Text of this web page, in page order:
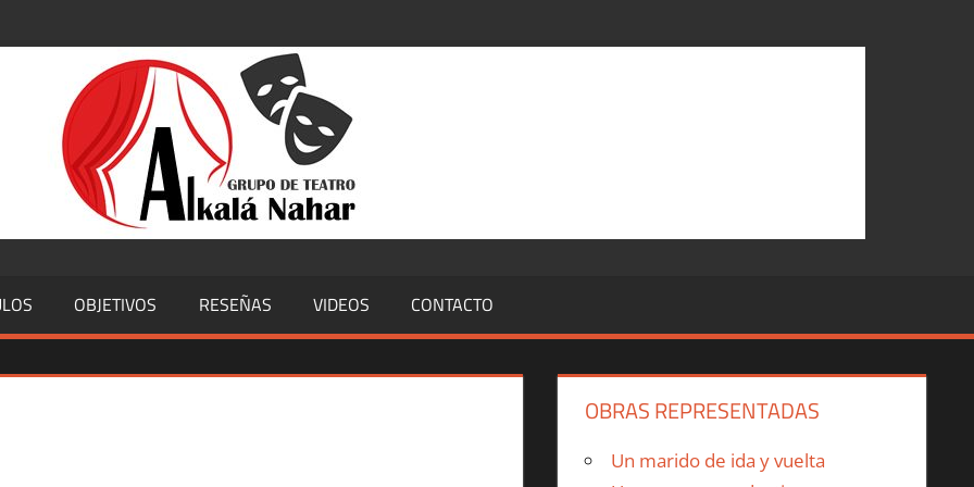
OBJETIVOS RESEÑAS VIDEOS CONTACTO
OBRAS REPRESENTADAS
Un marido de ida y vuelta